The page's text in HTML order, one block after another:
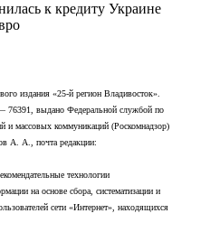
к кредиту Украине
издания «25-й регион Владивосток».
выдано Федеральной службой по
и массовых коммуникаций (Роскомнадзор)
А. А., почта редакции:
технологии
на основе сбора, систематизации и
сети «Интернет», находящихся